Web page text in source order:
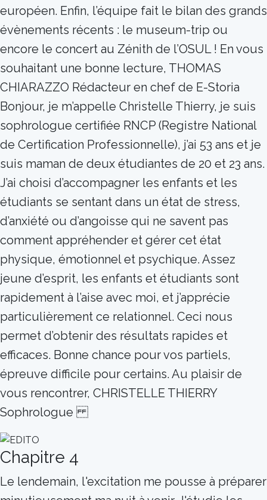
européen. Enfin, l’équipe fait le bilan des grands
évènements récents : le museum-trip ou
encore le concert au Zénith de l’OSUL ! En vous
souhaitant une bonne lecture, THOMAS
CHIARAZZO Rédacteur en chef de E-Storia
Bonjour, je m’appelle Christelle Thierry, je suis
sophrologue certifiée RNCP (Registre National
de Certification Professionnelle), j’ai 53 ans et je
suis maman de deux étudiantes de 20 et 23 ans.
J’ai choisi d’accompagner les enfants et les
étudiants se sentant dans un état de stress,
d’anxiété ou d’angoisse qui ne savent pas
comment appréhender et gérer cet état
physique, émotionnel et psychique. Assez
jeune d’esprit, les enfants et étudiants sont
rapidement à l’aise avec moi, et j’apprécie
particulièrement ce relationnel. Ceci nous
permet d’obtenir des résultats rapides et
efficaces. Bonne chance pour vos partiels,
épreuve difficile pour certains. Au plaisir de
vous rencontrer, CHRISTELLE THIERRY
Sophrologue
Chapitre 4
Le lendemain, l'excitation me pousse à préparer